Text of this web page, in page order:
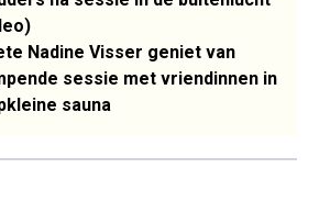
Nadine Visser geniet van
sessie met vriendinnen in
sauna